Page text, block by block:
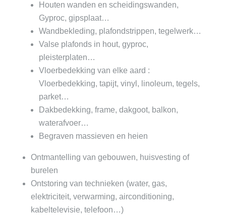
Houten wanden en scheidingswanden,
Gyproc, gipsplaat…
Wandbekleding, plafondstrippen, tegelwerk…
Valse plafonds in hout, gyproc,
pleisterplaten…
Vloerbedekking van elke aard :
Vloerbedekking, tapijt, vinyl, linoleum, tegels,
parket…
Dakbedekking, frame, dakgoot, balkon,
waterafvoer…
Begraven massieven en heien
Ontmantelling van gebouwen, huisvesting of
burelen
Ontstoring van technieken (water, gas,
elektriciteit, verwarming, airconditioning,
kabeltelevisie, telefoon…)